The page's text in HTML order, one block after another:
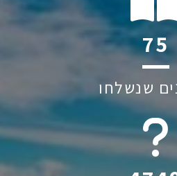
115
שנשלחו